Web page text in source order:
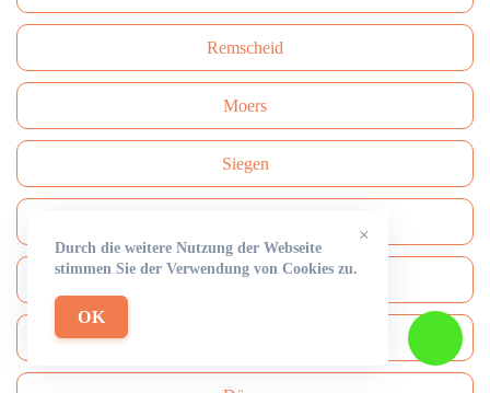
Remscheid
Moers
Siegen
Witten
×
Durch die weitere Nutzung der Webseite
stimmen Sie der Verwendung von Cookies zu.
OK